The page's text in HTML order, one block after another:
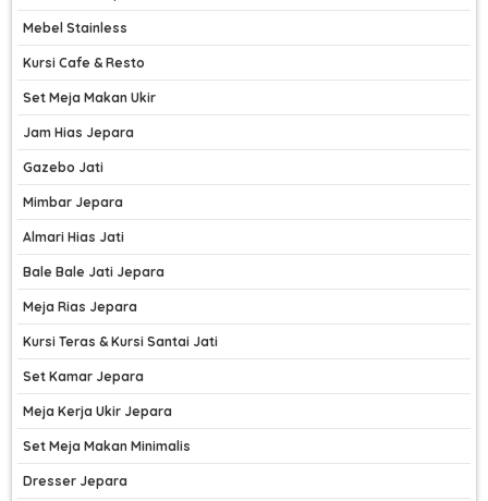
Mebel Stainless
Kursi Cafe & Resto
Set Meja Makan Ukir
Jam Hias Jepara
Gazebo Jati
Mimbar Jepara
Almari Hias Jati
Bale Bale Jati Jepara
Meja Rias Jepara
Kursi Teras & Kursi Santai Jati
Set Kamar Jepara
Meja Kerja Ukir Jepara
Set Meja Makan Minimalis
Dresser Jepara